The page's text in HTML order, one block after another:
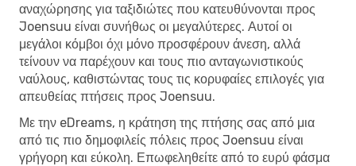
αναχώρησης για ταξιδιώτες που κατευθύνονται προς
Joensuu είναι συνήθως οι μεγαλύτερες. Αυτοί οι
μεγάλοι κόμβοι όχι μόνο προσφέρουν άνεση, αλλά
τείνουν να παρέχουν και τους πιο ανταγωνιστικούς
ναύλους, καθιστώντας τους τις κορυφαίες επιλογές για
απευθείας πτήσεις προς Joensuu.
Με την eDreams, η κράτηση της πτήσης σας από μια
από τις πιο δημοφιλείς πόλεις προς Joensuu είναι
γρήγορη και εύκολη. Επωφεληθείτε από το ευρύ φάσμα